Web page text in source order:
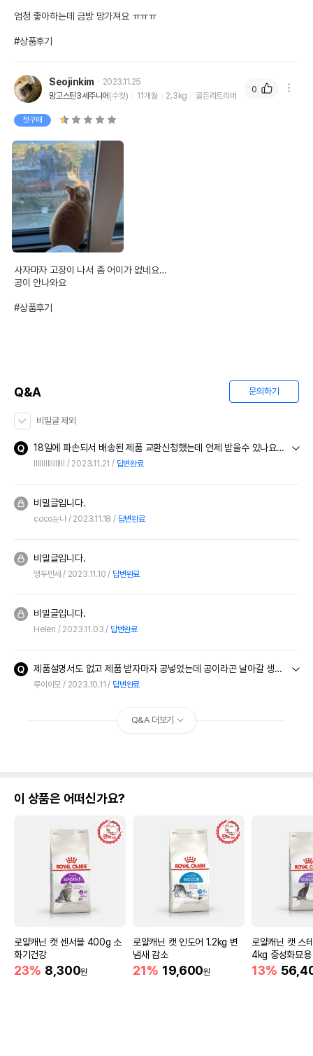
엄청 좋아하는데 금방 망가져요 ㅠㅠㅠ
#상품후기
Seojinkim
2023.11.25
망고스틴3세주니어 (수컷) 11개월 2.3kg 골든리트리버
첫구매
사자마자 고장이 나서 좀 어이가 없네요…
공이 안나와요
#상품후기
0
Q&A 문의하기
비밀글 제외
18일에 파손되서 배송된 제품 교환신청했는데 언제 받을수 있나요??ㅠㅠㅠ
IllIIlllIIIllIII 2023.11.21 답변완료
비밀글입니다.
coco눈나 2023.11.18 답변완료
비밀글입니다.
앵두만세 2023.11.10 답변완료
비밀글입니다.
Helen 2023.11.03 답변완료
제품설명서도 없고 제품 받자마자 공넣었는데 공이라곤 날아갈 생각없이그대로ㅡ뚜껑같은건 뭔지 다분리되어있고 받자마자 뒷부분 기름같은게 만져저서 물티슈로 닦았어요 이거 불량같아요
루이이모 2023.10.11 답변완료
Q&A 더보기
이 상품은 어떠신가요?
로얄캐닌 캣 센서블 400g 소
화기건강
23% 8,300원
로얄캐닌 캣 인도어 1.2kg 변
냄새 감소
21% 19,600원
로얄캐닌 캣 스
4kg 중성화묘용
13%